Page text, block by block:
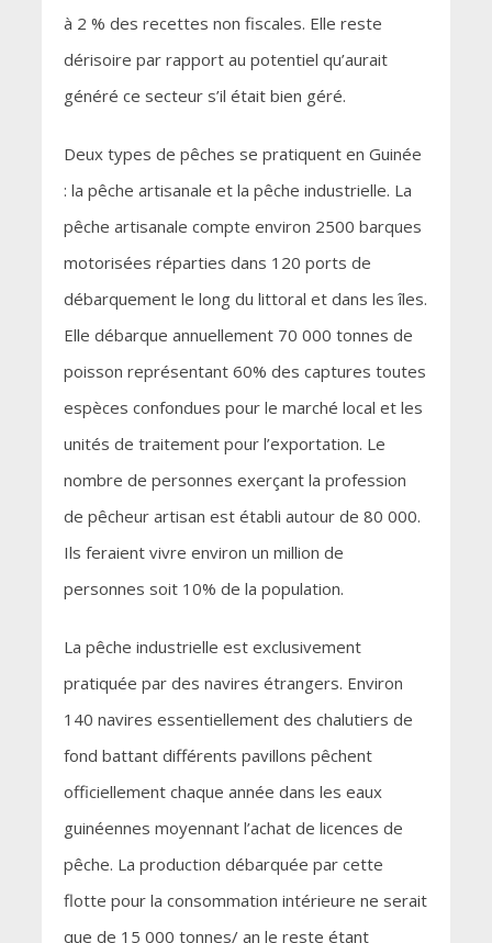
à 2 % des recettes non fiscales. Elle reste
dérisoire par rapport au potentiel qu’aurait
généré ce secteur s’il était bien géré.
Deux types de pêches se pratiquent en Guinée
: la pêche artisanale et la pêche industrielle. La
pêche artisanale compte environ 2500 barques
motorisées réparties dans 120 ports de
débarquement le long du littoral et dans les îles.
Elle débarque annuellement 70 000 tonnes de
poisson représentant 60% des captures toutes
espèces confondues pour le marché local et les
unités de traitement pour l’exportation. Le
nombre de personnes exerçant la profession
de pêcheur artisan est établi autour de 80 000.
Ils feraient vivre environ un million de
personnes soit 10% de la population.
La pêche industrielle est exclusivement
pratiquée par des navires étrangers. Environ
140 navires essentiellement des chalutiers de
fond battant différents pavillons pêchent
officiellement chaque année dans les eaux
guinéennes moyennant l’achat de licences de
pêche. La production débarquée par cette
flotte pour la consommation intérieure ne serait
que de 15 000 tonnes/ an le reste étant